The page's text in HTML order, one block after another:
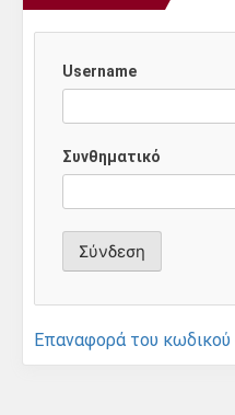
Username
Συνθηματικό
Επαναφορά του κωδικού